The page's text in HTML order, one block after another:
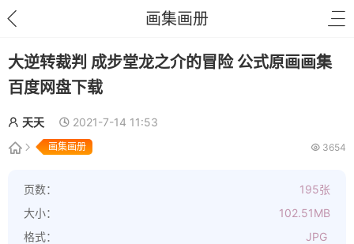
画集画册
大逆转裁判 成步堂龙之介的冒险 公式原画画集
百度网盘下载
天天 2021-7-14 11:53
画集画册 3654
页数：
195张
大小：
102.51MB
格式：
JPG